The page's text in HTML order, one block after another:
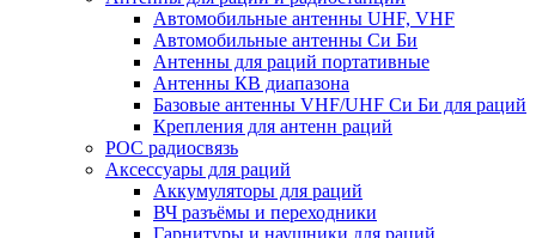
Автомобильные антенны UHF, VHF
Автомобильные антенны Си Би
Антенны для раций портативные
Антенны КВ диапазона
Базовые антенны VHF/UHF Си Би для раций
Крепления для антенн раций
POC радиосвязь
Аксессуары для раций
Аккумуляторы для раций
ВЧ разъёмы и переходники
Гарнитуры и наушники для раций